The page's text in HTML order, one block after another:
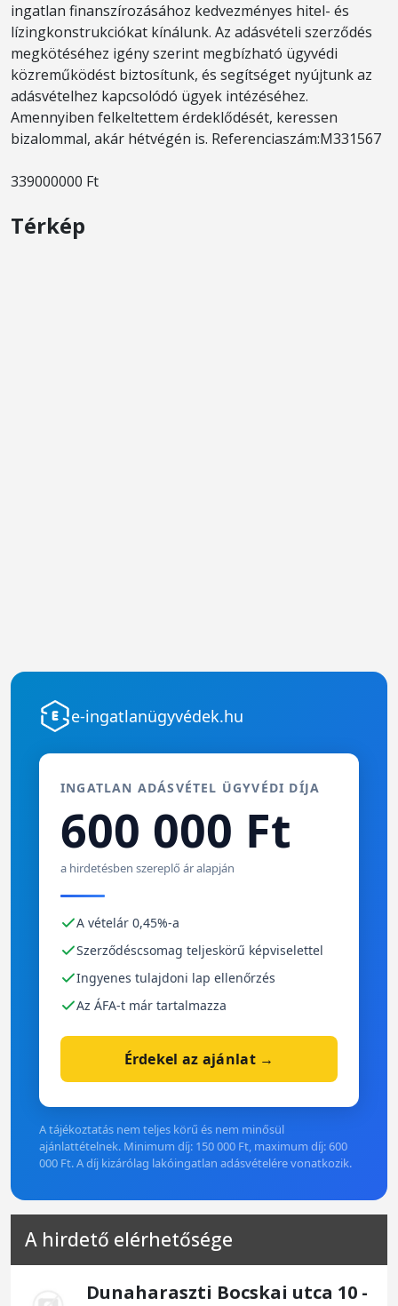
ingatlan finanszírozásához kedvezményes hitel- és
lízingkonstrukciókat kínálunk. Az adásvételi szerződés
megkötéséhez igény szerint megbízható ügyvédi
közreműködést biztosítunk, és segítséget nyújtunk az
adásvételhez kapcsolódó ügyek intézéséhez.
Amennyiben felkeltettem érdeklődését, keressen
bizalommal, akár hétvégén is. Referenciaszám:M331567
339000000 Ft
Térkép
e-ingatlanügyvédek.hu
INGATLAN ADÁSVÉTEL ÜGYVÉDI DÍJA
600 000 Ft
a hirdetésben szereplő ár alapján
A vételár 0,45%-a
Szerződéscsomag teljeskörű képviselettel
Ingyenes tulajdoni lap ellenőrzés
Az ÁFA-t már tartalmazza
Érdekel az ajánlat →
A tájékoztatás nem teljes körű és nem minősül
ajánlattételnek. Minimum díj: 150 000 Ft, maximum díj: 600
000 Ft. A díj kizárólag lakóingatlan adásvételére vonatkozik.
A hirdető elérhetősége
Dunaharaszti Bocskai utca 10 -